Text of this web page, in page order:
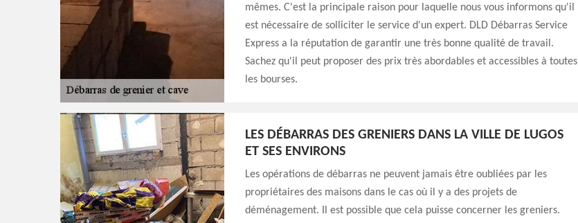
mêmes. C'est la principale raison pour laquelle nous vous informons qu'il
est nécessaire de solliciter le service d'un expert. DLD Débarras Service
Express a la réputation de garantir une très bonne qualité de travail.
Sachez qu'il peut proposer des prix très abordables et accessibles à toutes
les bourses.
LES DÉBARRAS DES GRENIERS DANS LA VILLE DE LUGOS
ET SES ENVIRONS
Les opérations de débarras ne peuvent jamais être oubliées par les
propriétaires des maisons dans le cas où il y a des projets de
déménagement. Il est possible que cela puisse concerner les greniers.